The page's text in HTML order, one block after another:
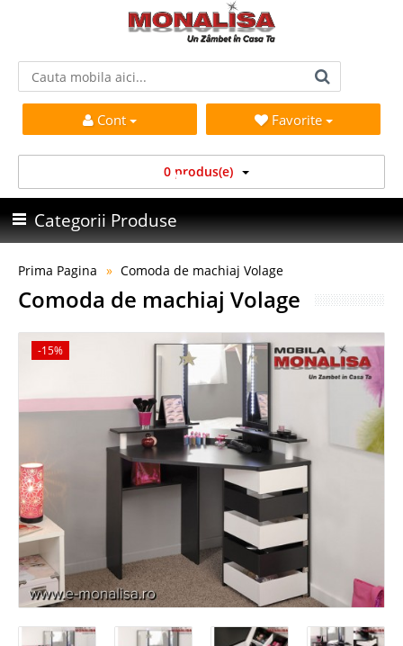
Cont Favorite
0 produs(e)
Categorii Produse
Prima Pagina Comoda de machiaj Volage
Comoda de machiaj Volage
-15%